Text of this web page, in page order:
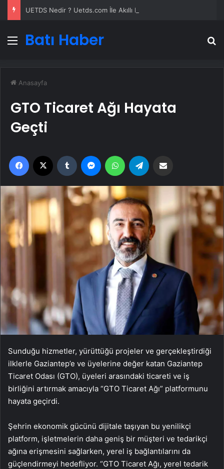
Menü
Batı Haber
Anasayfa
GTO Ticaret Ağı Hayata
Geçti
Facebook Tumblr MessengerWhatsApp
Sunduğu hizmetler, yürüttüğü projeler ve gerçekleştirdiği
ilklerle Gaziantep’e ve üyelerine değer katan Gaziantep
Ticaret Odası (GTO), üyeleri arasındaki ticareti ve iş
birliğini artırmak amacıyla “GTO Ticaret Ağı” platformunu
hayata geçirdi.
Şehrin ekonomik gücünü dijitale taşıyan bu yenilikçi
platform, işletmelerin daha geniş bir müşteri ve tedarikçi
ağına erişmesini sağlarken, yerel iş bağlantılarını da
güçlendirmeyi hedefliyor. “GTO Ticaret Ağı, yerel tedarik